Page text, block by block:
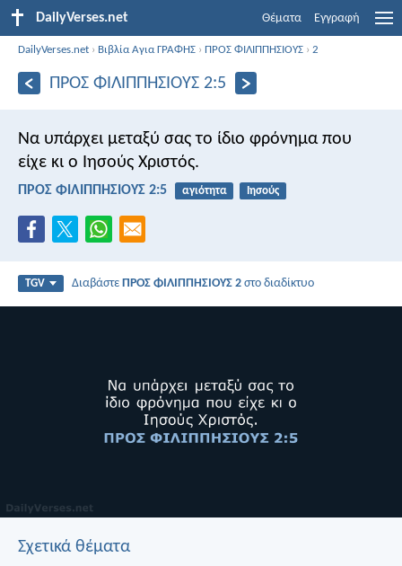
DailyVerses.net Θέματα Εγγραφή
DailyVerses.net › Βιβλία Αγια ΓΡΑΦΗΣ › ΠΡΟΣ ΦΙΛΙΠΠΗΣΙΟΥΣ ›2
ΠΡΟΣ ΦΙΛΙΠΠΗΣΙΟΥΣ 2:5
Να υπάρχει μεταξύ σας το ίδιο φρόνημα που
είχε κι ο Ιησούς Χριστός.
ΠΡΟΣ ΦΙΛΙΠΠΗΣΙΟΥΣ 2:5 αγιότητα Ιησούς
TGV ΔιαβάστεΠΡΟΣ ΦΙΛΙΠΠΗΣΙΟΥΣ 2 στο διαδίκτυο
Σχετικά θέματα